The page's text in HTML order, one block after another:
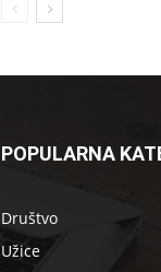
POPULARNA
Društvo
Užice